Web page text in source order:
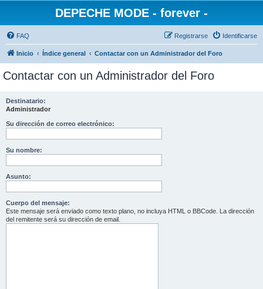
DEPECHE MODE - forever -
FAQ Identificarse
Registrarse
Inicio Índice general Contactar con un Administrador del Foro
Contactar con un Administrador del Foro
Destinatario:
Administrador
Su dirección de correo electrónico:
Su nombre:
Asunto:
Cuerpo del mensaje:
Este mensaje será enviado como texto plano, no incluya HTML o BBCode. La dirección
del remitente será su dirección de email.